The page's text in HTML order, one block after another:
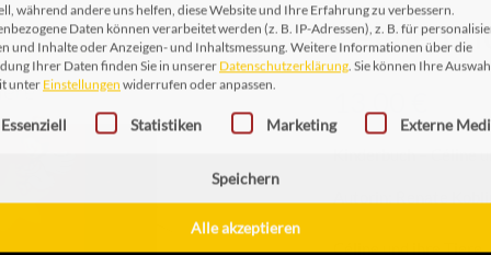
Céline
Kinderbuch – Céline
Céline und ihre Tiere
Cookies und andere Technologien auf unserer Website. Einige von ihnen sind
während andere uns helfen, diese Website und Ihre Erfahrung zu verbessern.
Daten können verarbeitet werden (z. B. IP-Adressen), z. B. für
und Inhalte oder Anzeigen- und Inhaltsmessung.Weitere Informationen über die
Ihrer Daten finden Sie in unsererDatenschutzerklärung
eine Liste der Service-Gruppen, für die eine Einwilligung erteilt